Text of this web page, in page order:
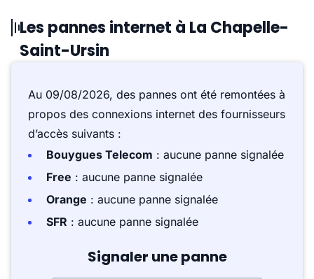
Les pannes internet à La Chapelle-
Saint-Ursin
Au 09/08/2026, des pannes ont été remontées à
propos des connexions internet des fournisseurs
d’accès suivants :
Bouygues Telecom : aucune panne signalée
Free : aucune panne signalée
Orange : aucune panne signalée
SFR : aucune panne signalée
Signaler une panne